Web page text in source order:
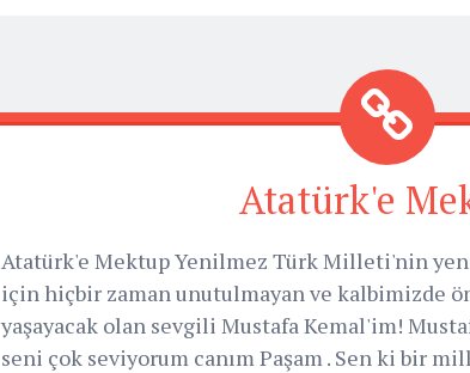
Atatürk'e
Atatürk'e Mektup Yenilmez Türk Milleti'nin
için hiçbir zaman unutulmayan ve kalbimizde
yaşayacak olan sevgili Mustafa Kemal'im!
seni çok seviyorum canım Paşam . Sen ki bir